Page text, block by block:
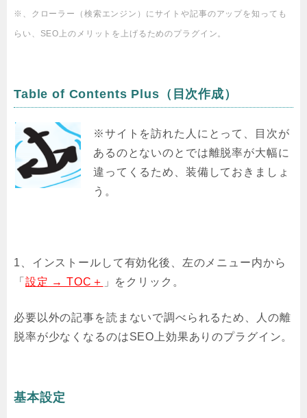
※、クローラー（検索エンジン）にサイトや記事のアップを知っても
らい、SEO上のメリットを上げるためのプラグイン。
Table of Contents Plus（目次作成）
※サイトを訪れた人にとって、目次が
あるのとないのとでは離脱率が大幅に
違ってくるため、装備しておきましょ
う。
1、インストールして有効化後、左のメニュー内から
「 設定 → TOC＋ 」をクリック。
必要以外の記事を読まないで調べられるため、人の離
脱率が少なくなるのはSEO上効果ありのプラグイン。
基本設定